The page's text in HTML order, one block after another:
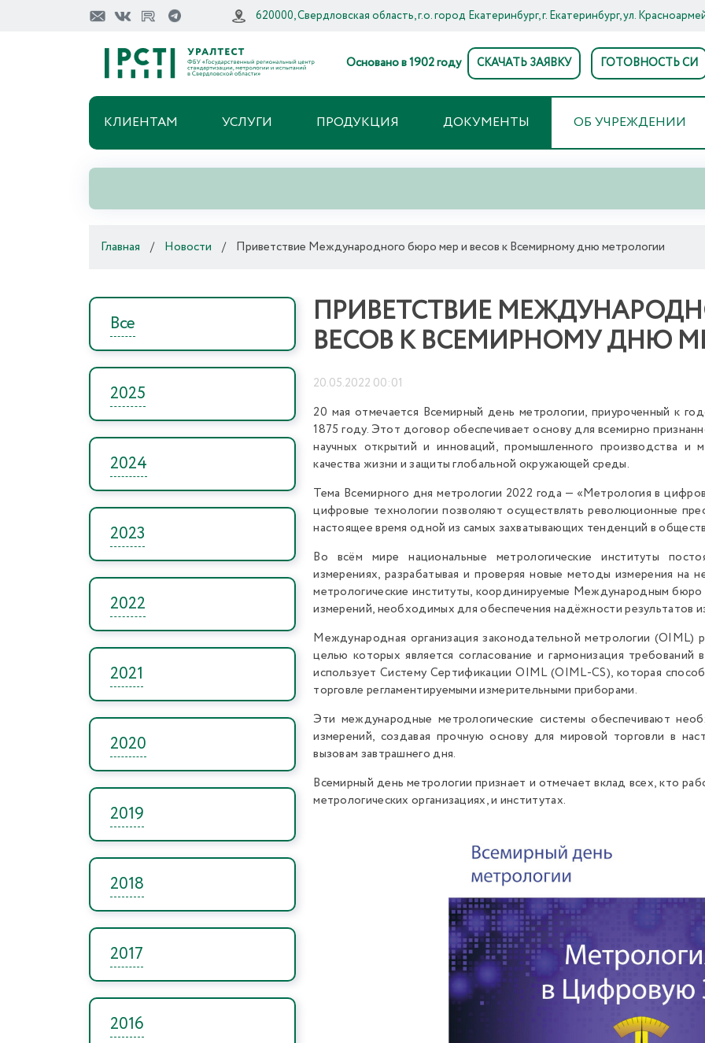
620000, Свердловская область, г.о. город Екатеринбург, г. Екатеринбург, ул.
Основано в 1902 году СКАЧАТЬ ЗАЯВКУ ГОТОВНОСТЬ СИ
КЛИЕНТАМ УСЛУГИ ПРОДУКЦИЯ ДОКУМЕНТЫ ОБ УЧРЕЖДЕНИИ
Главная / Новости / Приветствие Международного бюро мер и весов к Всемирному дню метрологии
Все
2025
2024
2023
2022
2021
2020
2019
2018
2017
2016
ПРИВЕТСТВИЕ
ВЕСОВ К ВСЕМИРНОМУ ДНЮ
20.05.2022 00:01
20 мая отмечается Всемирный день метрологии, приуроченный к
1875 году. Этот договор обеспечивает основу для всемирно
научных открытий и инноваций, промышленного производства и
качества жизни и защиты глобальной окружающей среды.
Тема Всемирного дня метрологии 2022 года — «Метрология в
цифровые технологии позволяют осуществлять революционные
настоящее время одной из самых захватывающих тенденций в
Во всём мире национальные метрологические институты
измерениях, разрабатывая и проверяя новые методы измерения
метрологические институты, координируемые Международным бюро
измерений, необходимых для обеспечения надёжности результатов
Международная организация законодательной метрологии
целью которых является согласование и гармонизация
использует Систему Сертификации OIML (OIML-CS), которая
торговле регламентируемыми измерительными приборами.
Эти международные метрологические системы обеспечивают
измерений, создавая прочную основу для мировой торговли в
вызовам завтрашнего дня.
Всемирный день метрологии признает и отмечает вклад всех, кто
метрологических организациях, и институтах.